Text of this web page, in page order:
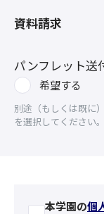
資料請求
パンフレット送
希望する
別途（もしくは既に
を選択してください。
本学園の個